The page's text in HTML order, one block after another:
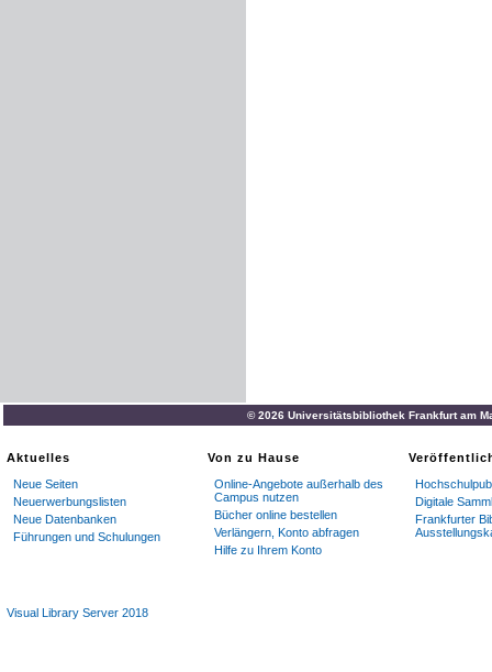
© 2026 Universitätsbibliothek Frankfurt am
Aktuelles
Neue Seiten
Neuerwerbungslisten
Neue Datenbanken
Führungen und Schulungen
Von zu Hause
Online-Angebote außerhalb des
Campus nutzen
Bücher online bestellen
Verlängern, Konto abfragen
Hilfe zu Ihrem Konto
Digitale
Frankfurter
Visual Library Server 2018